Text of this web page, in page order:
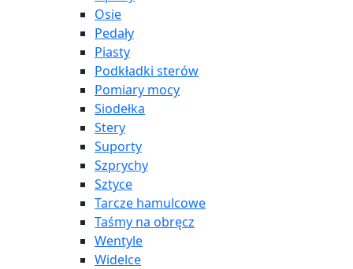
Osie
Pedały
Piasty
Podkładki sterów
Pomiary mocy
Siodełka
Stery
Suporty
Szprychy
Sztyce
Tarcze hamulcowe
Taśmy na obręcz
Wentyle
Widelce